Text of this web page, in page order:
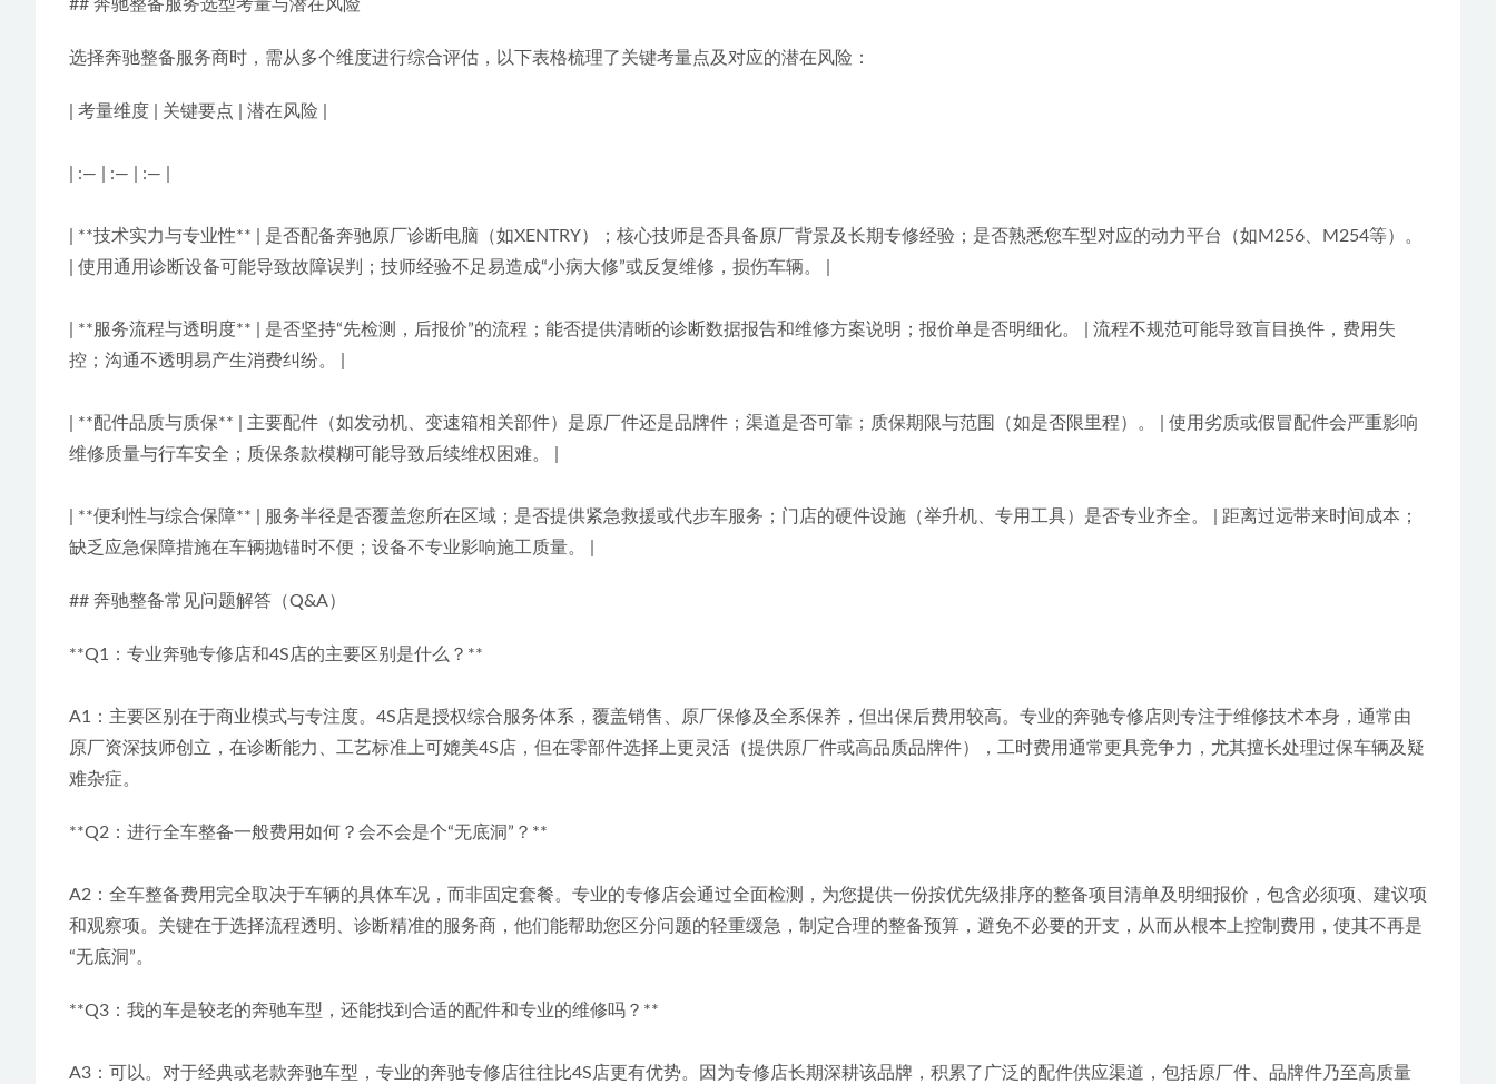
## 奔驰整备服务选型考量与潜在风险
选择奔驰整备服务商时，需从多个维度进行综合评估，以下表格梳理了关键考量点及对应的潜在风险：
| 考量维度 | 关键要点 | 潜在风险 |
| :— | :— | :— |
| **技术实力与专业性** | 是否配备奔驰原厂诊断电脑（如XENTRY）；核心技师是否具备原厂背景及长期专修经验；是否熟悉您车型对应的动力平台（如M256、M254等）。
| 使用通用诊断设备可能导致故障误判；技师经验不足易造成“小病大修”或反复维修，损伤车辆。 |
| **服务流程与透明度** | 是否坚持“先检测，后报价”的流程；能否提供清晰的诊断数据报告和维修方案说明；报价单是否明细化。 | 流程不规范可能导致盲目换件，费用失
控；沟通不透明易产生消费纠纷。 |
| **配件品质与质保** | 主要配件（如发动机、变速箱相关部件）是原厂件还是品牌件；渠道是否可靠；质保期限与范围（如是否限里程）。 | 使用劣质或假冒配件会严重影响
维修质量与行车安全；质保条款模糊可能导致后续维权困难。 |
| **便利性与综合保障** | 服务半径是否覆盖您所在区域；是否提供紧急救援或代步车服务；门店的硬件设施（举升机、专用工具）是否专业齐全。 | 距离过远带来时间成本；
缺乏应急保障措施在车辆抛锚时不便；设备不专业影响施工质量。 |
## 奔驰整备常见问题解答（Q&A）
**Q1：专业奔驰专修店和4S店的主要区别是什么？**
A1：主要区别在于商业模式与专注度。4S店是授权综合服务体系，覆盖销售、原厂保修及全系保养，但出保后费用较高。专业的奔驰专修店则专注于维修技术本身，通常由
原厂资深技师创立，在诊断能力、工艺标准上可媲美4S店，但在零部件选择上更灵活（提供原厂件或高品质品牌件），工时费用通常更具竞争力，尤其擅长处理过保车辆及疑
难杂症。
**Q2：进行全车整备一般费用如何？会不会是个“无底洞”？**
A2：全车整备费用完全取决于车辆的具体车况，而非固定套餐。专业的专修店会通过全面检测，为您提供一份按优先级排序的整备项目清单及明细报价，包含必须项、建议项
和观察项。关键在于选择流程透明、诊断精准的服务商，他们能帮助您区分问题的轻重缓急，制定合理的整备预算，避免不必要的开支，从而从根本上控制费用，使其不再是
“无底洞”。
**Q3：我的车是较老的奔驰车型，还能找到合适的配件和专业的维修吗？**
A3：可以。对于经典或老款奔驰车型，专业的奔驰专修店往往比4S店更有优势。因为专修店长期深耕该品牌，积累了广泛的配件供应渠道，包括原厂件、品牌件乃至高质量